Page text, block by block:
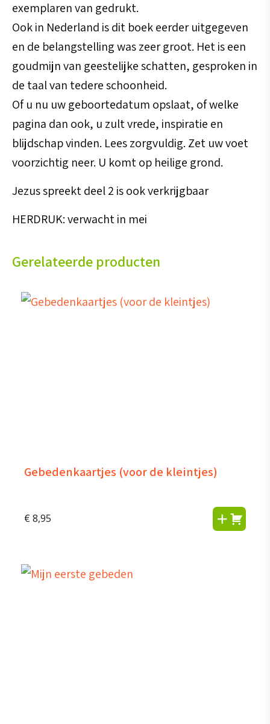
exemplaren van gedrukt.
Ook in Nederland is dit boek eerder uitgegeven
en de belangstelling was zeer groot. Het is een
goudmijn van geestelijke schatten, gesproken in
de taal van tedere schoonheid.
Of u nu uw geboortedatum opslaat, of welke
pagina dan ook, u zult vrede, inspiratie en
blijdschap vinden. Lees zorgvuldig. Zet uw voet
voorzichtig neer. U komt op heilige grond.
Jezus spreekt deel 2 is ook verkrijgbaar
HERDRUK: verwacht in mei
Gerelateerde producten
Gebedenkaartjes (voor de kleintjes)
€ 8,95